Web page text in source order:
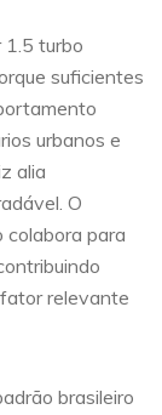
1.5 turbo
suficientes
urbanos e
alia
O
colabora para
relevante
brasileiro